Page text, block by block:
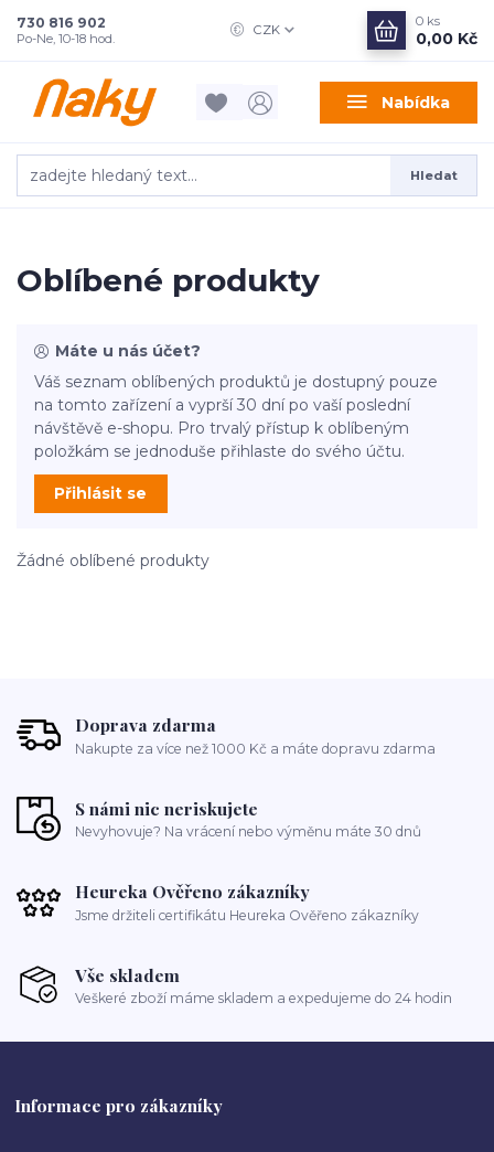
Nabídka
CZK
Hledat
730 816 902
Po-Ne, 10-18 hod.
0 ks
0,00 Kč
Oblíbené produkty
Máte u nás účet?
Váš seznam oblíbených produktů je dostupný pouze
na tomto zařízení a vyprší 30 dní po vaší poslední
návštěvě e-shopu. Pro trvalý přístup k oblíbeným
položkám se jednoduše přihlaste do svého účtu.
Přihlásit se
Žádné oblíbené produkty
Doprava zdarma
Nakupte za více než 1000 Kč a máte dopravu zdarma
S námi nic neriskujete
Nevyhovuje? Na vrácení nebo výměnu máte 30 dnů
Heureka Ověřeno zákazníky
Jsme držiteli certifikátu Heureka Ověřeno zákazníky
Vše skladem
Veškeré zboží máme skladem a expedujeme do 24 hodin
Informace pro zákazníky